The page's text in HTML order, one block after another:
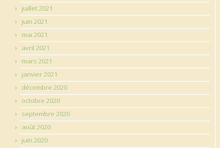
juillet 2021
juin 2021
mai 2021
avril 2021
mars 2021
janvier 2021
décembre 2020
octobre 2020
septembre 2020
août 2020
juin 2020